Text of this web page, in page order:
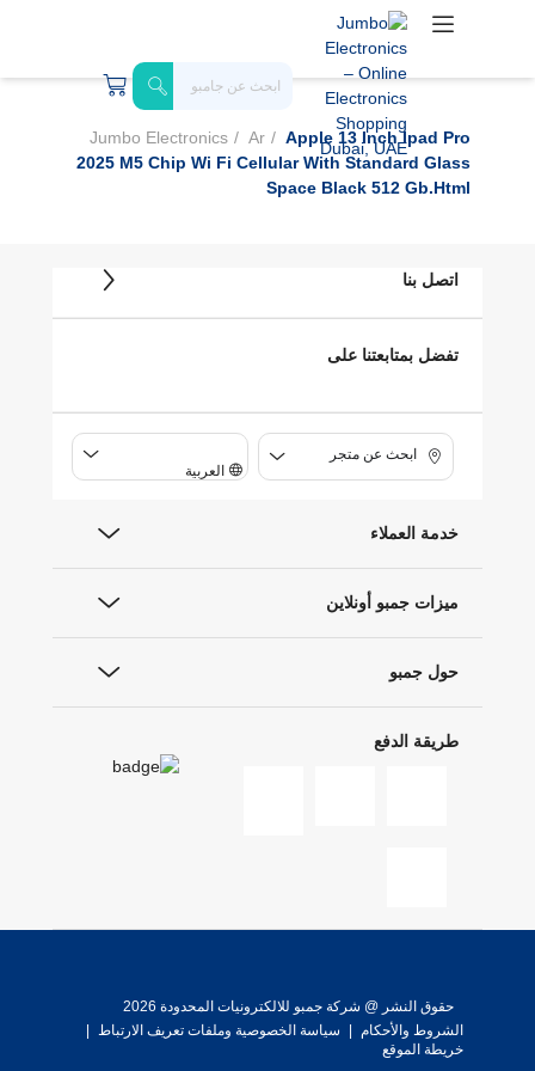
Jumbo Electronics Ar
Apple 13 Inch Ipad Pro
2025 M5 Chip Wi Fi Cellular With Standard Glass
Space Black 512 Gb.html
اتصل بنا
تفضل بمتابعتنا على
ابحث عن متجر
العربية
خدمة العملاء
ميزات جمبو أونلاين
حول جمبو
طريقة الدفع
حقوق النشر @ شركة جمبو للالكترونيات المحدودة 2026
الشروط والأحكام
سياسة الخصوصية وملفات تعريف الارتباط
خريطة الموقع